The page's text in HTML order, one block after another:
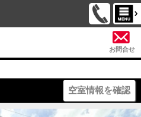
お問合せ
空室情報を確認